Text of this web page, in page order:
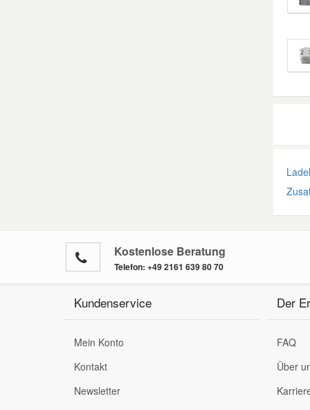
Kostenlose Beratung
Telefon: +49 2161 639 80 70
Kundenservice
Mein Konto
Kontakt
Newsletter
Der
FAQ
Über